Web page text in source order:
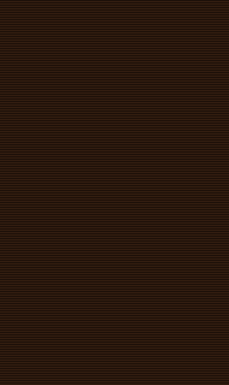
お問合せ・ご予約